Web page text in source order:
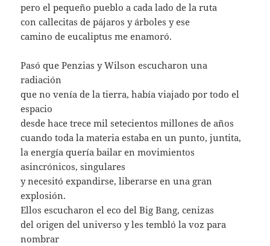
pero el pequeño pueblo a cada lado de la ruta
con callecitas de pájaros y árboles y ese
camino de eucaliptus me enamoró.
Pasó que Penzias y Wilson escucharon una
radiación
que no venía de la tierra, había viajado por todo el
espacio
desde hace trece mil setecientos millones de años
cuando toda la materia estaba en un punto, juntita,
la energía quería bailar en movimientos
asincrónicos, singulares
y necesitó expandirse, liberarse en una gran
explosión.
Ellos escucharon el eco del Big Bang, cenizas
del origen del universo y les tembló la voz para
nombrar